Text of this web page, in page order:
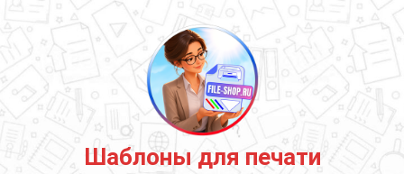
содержимому
Шаблоны для печати